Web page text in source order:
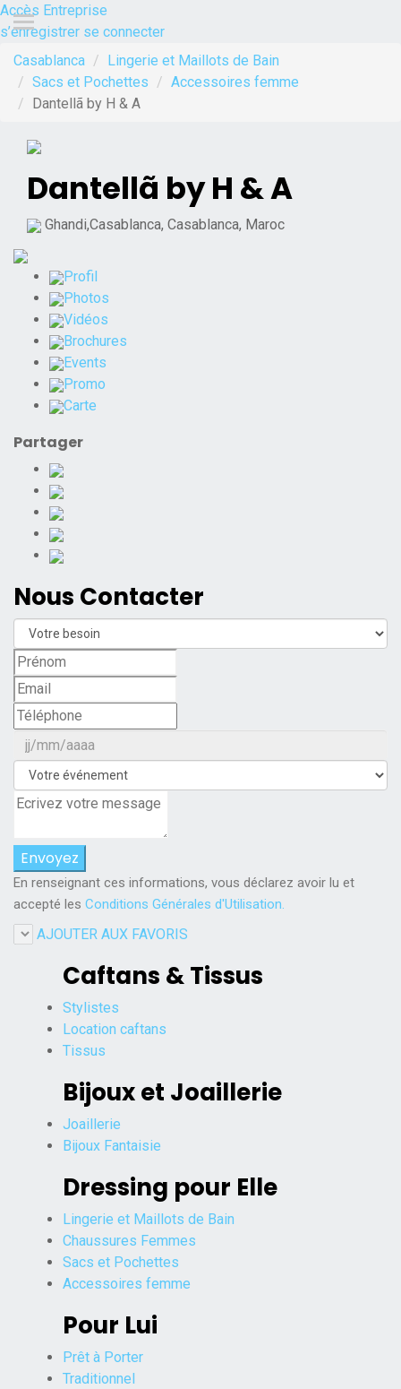
Accès Entreprise
s’enregistrer se connecter
Casablanca
Lingerie et Maillots de Bain
Sacs et Pochettes
Accessoires femme
Dantellã by H & A
Dantellã by H & A
Ghandi,Casablanca, Casablanca, Maroc
Profil
Photos
Vidéos
Brochures
Events
Promo
Carte
Partager
Nous Contacter
En renseignant ces informations, vous déclarez avoir lu et
accepté les Conditions Générales d'Utilisation.
AJOUTER AUX FAVORIS
Caftans & Tissus
Stylistes
Location caftans
Tissus
Bijoux et Joaillerie
Joaillerie
Bijoux Fantaisie
Dressing pour Elle
Lingerie et Maillots de Bain
Chaussures Femmes
Sacs et Pochettes
Accessoires femme
Pour Lui
Prêt à Porter
Traditionnel